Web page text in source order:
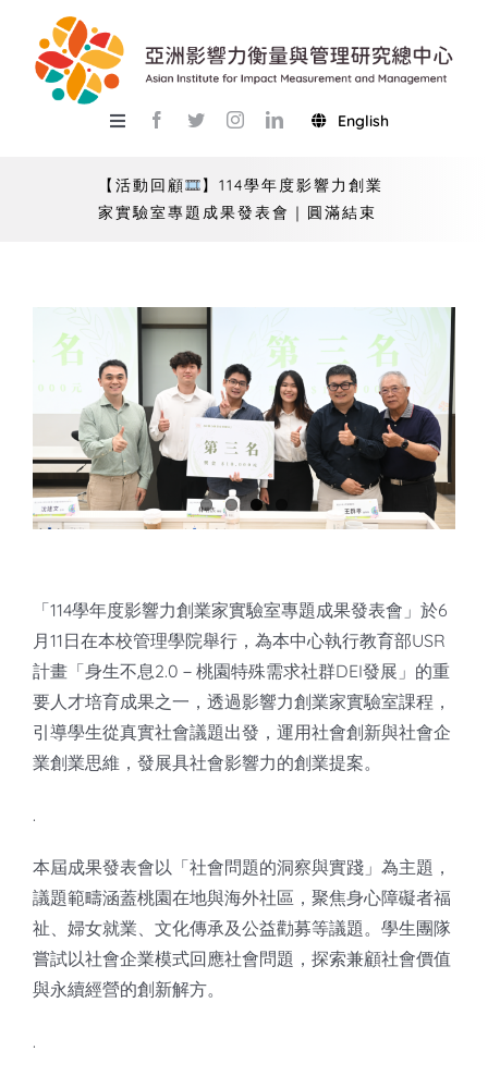
content
Toggle
活動
知識庫
English
【活動回顧
】114學年度影響力創業
家實驗室專題成果發表會｜圓滿結束
「114學年度影響力創業家實驗室專題成果發表會」於6
月11日在本校管理學院舉行，為本中心執行教育部USR
計畫「身生不息2.0－桃園特殊需求社群DEI發展」的重
要人才培育成果之一，透過影響力創業家實驗室課程，
引導學生從真實社會議題出發，運用社會創新與社會企
業創業思維，發展具社會影響力的創業提案。
.
本屆成果發表會以「社會問題的洞察與實踐」為主題，
議題範疇涵蓋桃園在地與海外社區，聚焦身心障礙者福
祉、婦女就業、文化傳承及公益勸募等議題。學生團隊
嘗試以社會企業模式回應社會問題，探索兼顧社會價值
與永續經營的創新解方。
.